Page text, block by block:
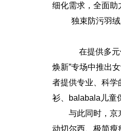
细化需求，全面助
独束防污羽
在提供多元
焕新”专场中推出
者提供专业、科学
衫、balabala儿童
与此同时，京
动切尔西、极简瘦